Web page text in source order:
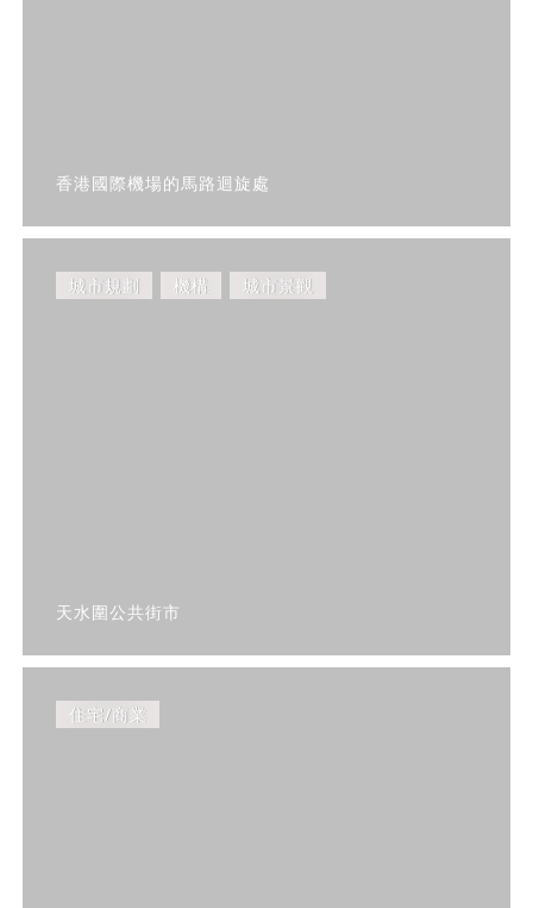
香港國際機場的馬路迴旋處
城市規劃 機構 城市景觀
天水圍公共街市
住宅/商業